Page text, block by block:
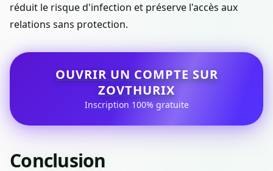
réduit le risque d'infection et préserve l'accès aux
relations sans protection.
OUVRIR UN COMPTE SUR
ZOVTHURIX
Inscription 100% gratuite
Conclusion